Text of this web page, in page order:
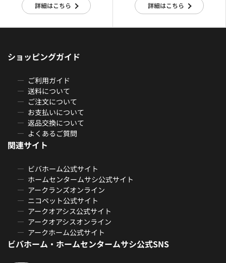
詳細はこちら 詳細はこちら
ショッピングガイド
ご利用ガイド
送料について
ご注文について
お支払いについて
返品交換について
よくあるご質問
関連サイト
ビバホーム公式サイト
ホームセンタームサシ公式サイト
アークランズオンライン
ニコペット公式サイト
アークオアシス公式サイト
アークオアシスオンライン
アークホーム公式サイト
ビバホーム・ホームセンタームサシ公式SNS